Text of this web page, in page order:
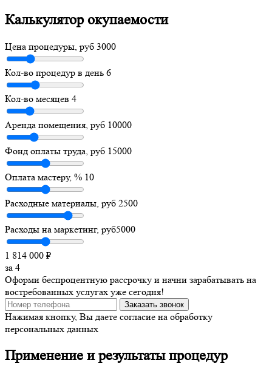
Калькулятор окупаемости
Цена процедуры, руб 3000
Кол-во процедур в день 6
Кол-во месяцев 4
Аренда помещения, руб 10000
Фонд оплаты труда, руб 15000
Оплата мастеру, % 10
Расходные материалы, руб 2500
Расходы на маркетинг, руб5000
1 814 000 ₽
за 4
Оформи беспроцентную рассрочку и начни зарабатывать на
востребованных услугах уже сегодня!
Заказать звонок
Нажимая кнопку, Вы даете согласие на обработку
персональных данных
Применение и результаты процедур